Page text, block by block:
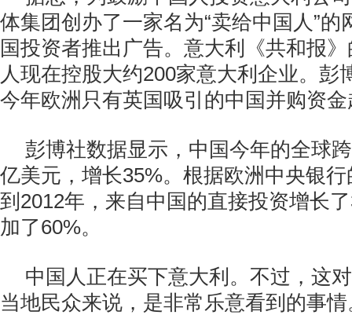
体集团创办了一家名为“卖给中国人”的
国投资者推出广告。意大利《共和报
人现在控股大约200家意大利企业。彭
今年欧洲只有英国吸引的中国并购资
彭博社数据显示，中国今年的全球
亿美元，增长35%。根据欧洲中央银
到2012年，来自中国的直接投资增长
加了60%。
中国人正在买下意大利。不过，这
当地民众来说，是非常乐意看到的事情